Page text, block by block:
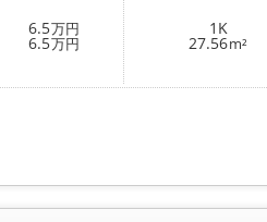
6.5万円
6.5万円
1K
27.56m²